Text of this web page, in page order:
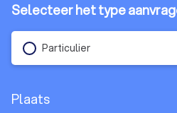
Selecteer het type
Particulier
Plaats